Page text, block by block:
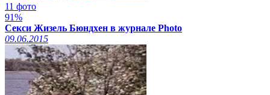
11 фото
91%
Секси Жизель Бюндхен в журнале Photo
09.06.2015